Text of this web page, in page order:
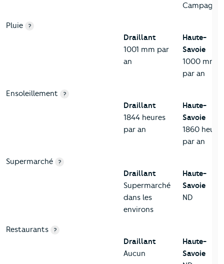
Campagne
Pluie ?
Draillant
1001 mm par
an
Haute-
Savoie
1000 mm
par an
Ensoleillement ?
Draillant
1844 heures
par an
Haute-
Savoie
1860
par an
Supermarché ?
Draillant
Supermarché
dans les
environs
Haute-
Savoie
ND
Restaurants ?
Draillant
Aucun
Haute-
Savoie